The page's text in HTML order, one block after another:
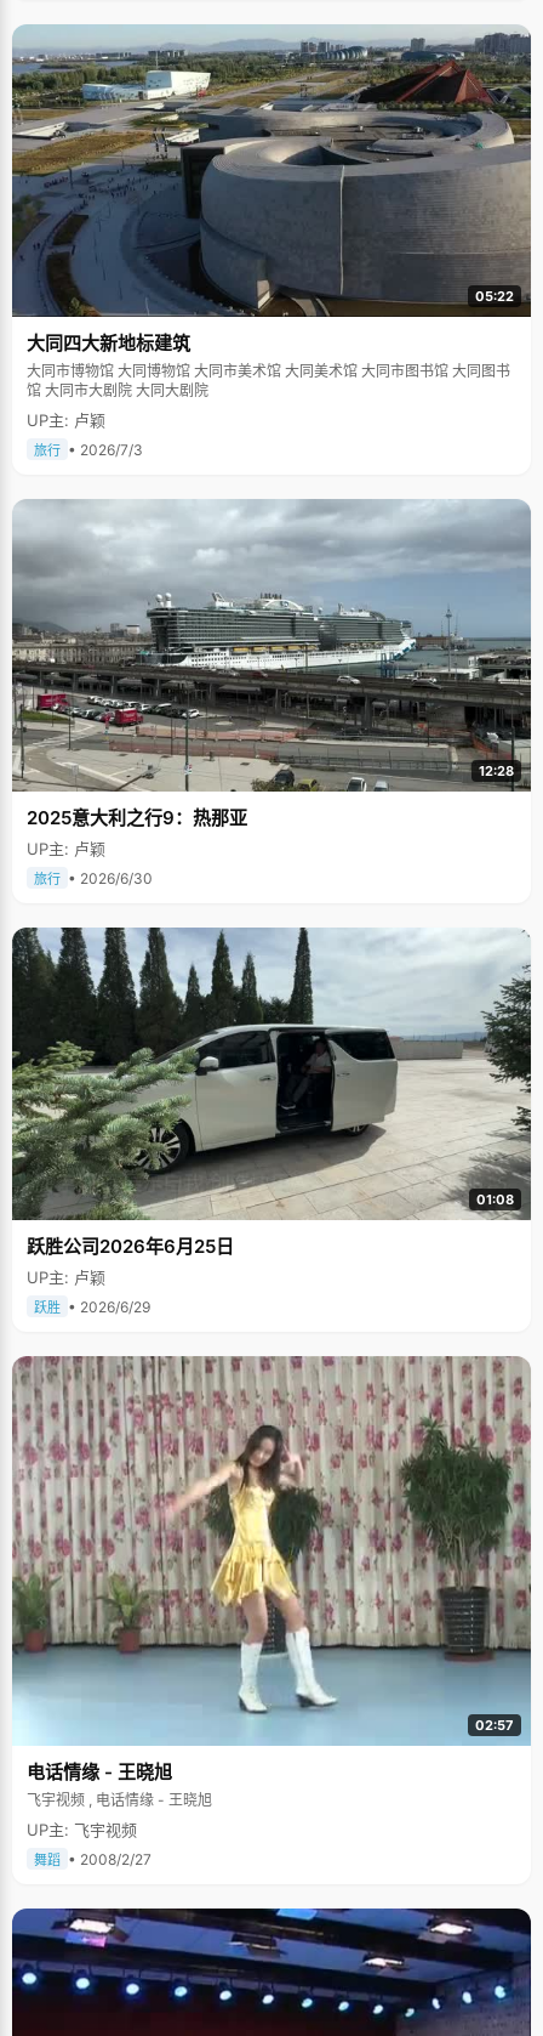
05:22
大同四大新地标建筑
大同市博物馆 大同博物馆 大同市美术馆 大同美术馆 大同市图书馆 大同图书
馆 大同市大剧院 大同大剧院
UP主: 卢颖
旅行 • 2026/7/3
12:28
2025意大利之行9：热那亚
UP主: 卢颖
旅行 • 2026/6/30
01:08
跃胜公司2026年6月25日
UP主: 卢颖
跃胜 • 2026/6/29
02:57
电话情缘 - 王晓旭
飞宇视频 , 电话情缘 - 王晓旭
UP主: 飞宇视频
舞蹈 • 2008/2/27